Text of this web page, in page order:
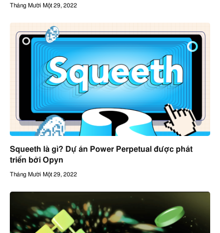
Tháng Mười Một 29, 2022
Squeeth là gì? Dự án Power Perpetual được phát
triển bởi Opyn
Tháng Mười Một 29, 2022